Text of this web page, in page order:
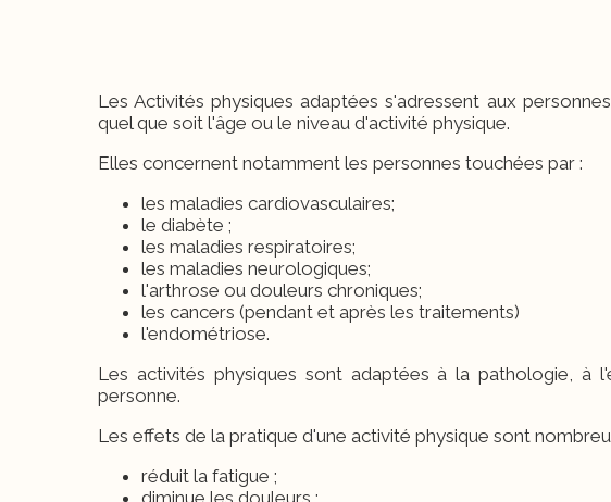
Les Activités physiques adaptées s'adressent aux
quel que soit l'âge ou le niveau d'activité physique.
Elles concernent notamment les personnes touchées par :
les maladies cardiovasculaires;
le diabète ;
les maladies respiratoires;
les maladies neurologiques;
l'arthrose ou douleurs chroniques;
les cancers (pendant et après les traitements)
l'endométriose.
Les activités physiques sont adaptées à la pathologie, à
personne.
Les effets de la pratique d'une activité physique sont
réduit la fatigue ;